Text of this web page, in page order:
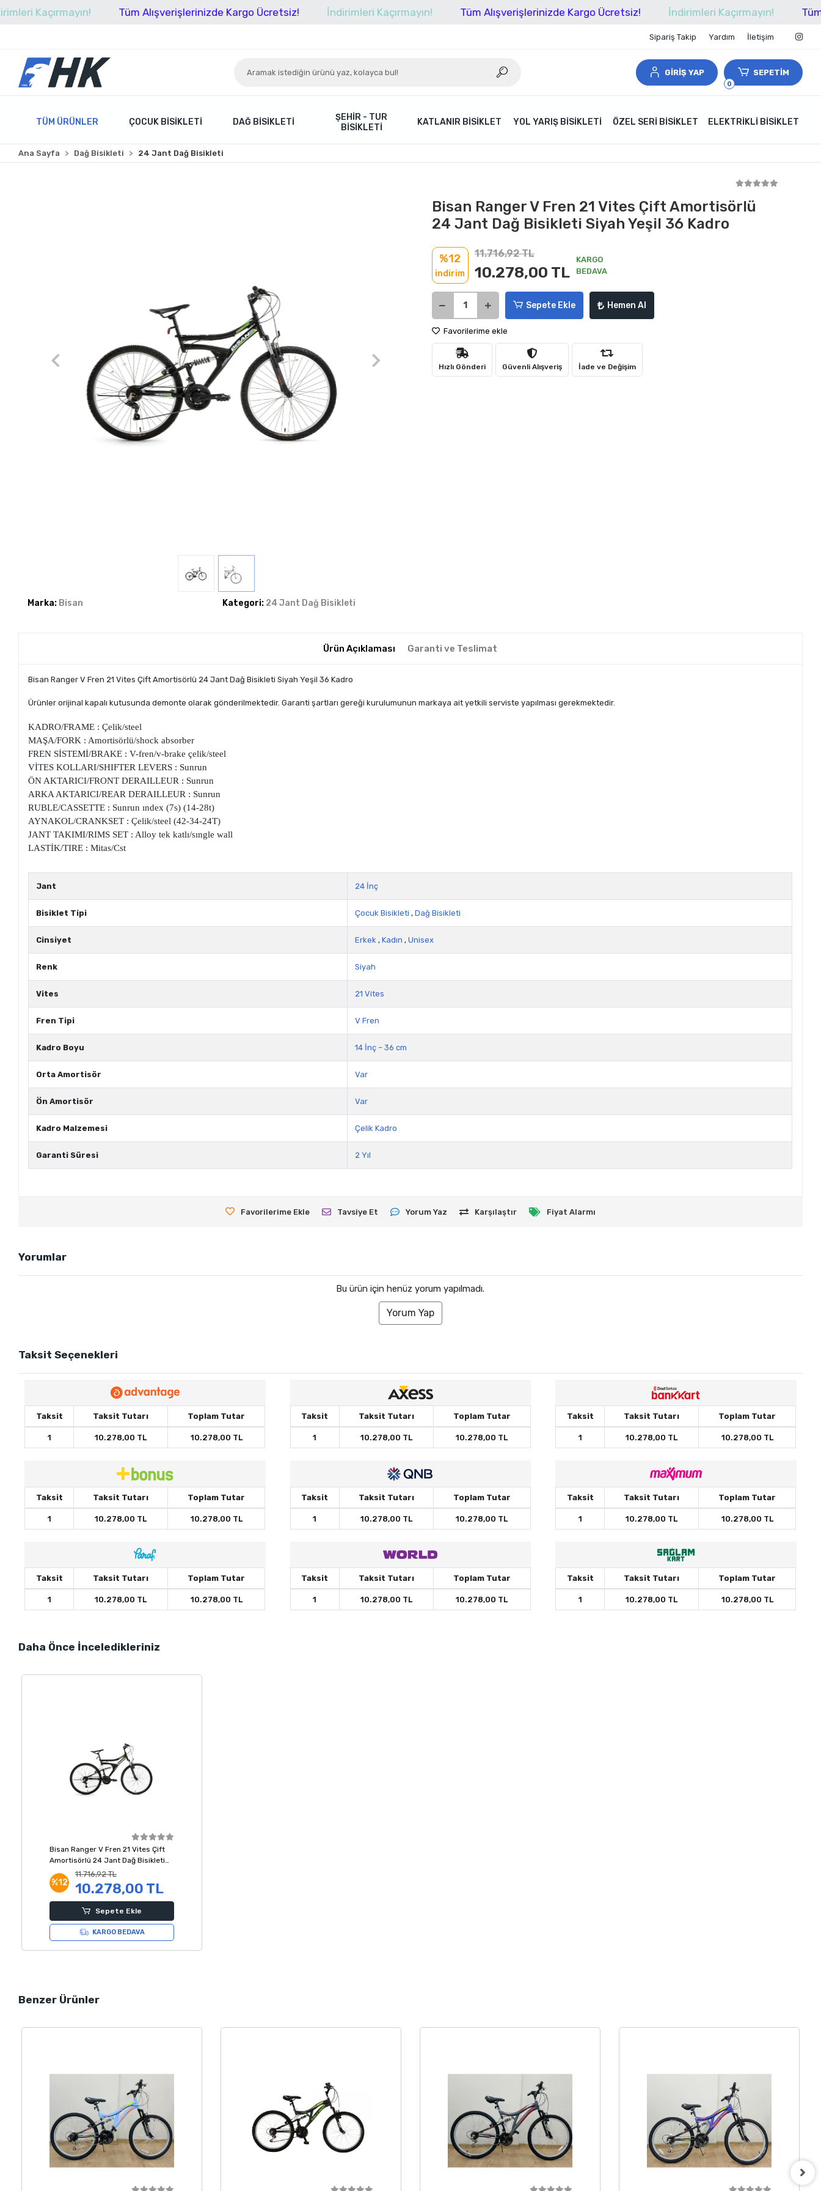
Tüm Alışverişlerinizde Kargo Ücretsiz! İndirimleri Kaçırmayın! Tüm Alışverişlerinizde Kargo Ücretsiz! İndirimleri Kaçırmayın! Tüm
Sipariş Takip Yardım İletişim
GİRİŞ YAP
0
SEPETİM
TÜM ÜRÜNLER ÇOCUK BISIKLETI DAĞ BISIKLETI
ŞEHIR - TUR
BISIKLETI
KATLANIR BISIKLET YOL YARIŞ BISIKLETI ÖZEL SERI BISIKLET ELEKTRIKLI BISIKLET
Ana Sayfa Dağ Bisikleti 24 Jant Dağ Bisikleti
Marka: Bisan Kategori: 24 Jant Dağ Bisikleti
Bisan Ranger V Fren 21 Vites Çift Amortisörlü
24 Jant Dağ Bisikleti Siyah Yeşil 36 Kadro
%12
indirim
11.716,92 TL
10.278,00 TL
KARGO
BEDAVA
Sepete Ekle Hemen Al
Favorilerime ekle
Hızlı Gönderi Güvenli Alışveriş İade ve Değişim
Ürün Açıklaması Garanti ve Teslimat
Bisan Ranger V Fren 21 Vites Çift Amortisörlü 24 Jant Dağ Bisikleti Siyah Yeşil 36 Kadro
Ürünler orijinal kapalı kutusunda demonte olarak gönderilmektedir. Garanti şartları gereği kurulumunun markaya ait yetkili serviste yapılması gerekmektedir.
KADRO/FRAME : Çelik/steel
MAŞA/FORK : Amortisörlü/shock absorber
FREN SİSTEMİ/BRAKE : V-fren/v-brake çelik/steel
VİTES KOLLARI/SHIFTER LEVERS : Sunrun
ÖN AKTARICI/FRONT DERAILLEUR : Sunrun
ARKA AKTARICI/REAR DERAILLEUR : Sunrun
RUBLE/CASSETTE : Sunrun ındex (7s) (14-28t)
AYNAKOL/CRANKSET : Çelik/steel (42-34-24T)
JANT TAKIMI/RIMS SET : Alloy tek katlı/sıngle wall
LASTİK/TIRE : Mitas/Cst
Jant 24 İnç
Bisiklet Tipi Çocuk Bisikleti ,Dağ Bisikleti
Cinsiyet Erkek ,Kadın ,Unisex
Renk Siyah
Vites 21 Vites
Fren Tipi V Fren
Kadro Boyu 14 İnç – 36 cm
Orta Amortisör Var
Ön Amortisör Var
Kadro Malzemesi Çelik Kadro
Garanti Süresi 2 Yıl
Favorilerime Ekle Tavsiye Et Yorum Yaz Karşılaştır Fiyat Alarmı
Yorumlar
Bu ürün için henüz yorum yapılmadı.
Yorum Yap
Taksit Seçenekleri
Taksit Taksit Tutarı Toplam Tutar
1 10.278,00 TL 10.278,00 TL
Taksit Taksit Tutarı Toplam Tutar
1 10.278,00 TL 10.278,00 TL
Taksit Taksit Tutarı Toplam Tutar
1 10.278,00 TL 10.278,00 TL
Taksit Taksit Tutarı Toplam Tutar
1 10.278,00 TL 10.278,00 TL
Taksit Taksit Tutarı Toplam Tutar
1 10.278,00 TL 10.278,00 TL
Taksit Taksit Tutarı Toplam Tutar
1 10.278,00 TL 10.278,00 TL
Taksit Taksit Tutarı Toplam Tutar
1 10.278,00 TL 10.278,00 TL
Taksit Taksit Tutarı Toplam Tutar
1 10.278,00 TL 10.278,00 TL
Taksit Taksit Tutarı Toplam Tutar
1 10.278,00 TL 10.278,00 TL
Daha Önce İnceledikleriniz
Bisan Ranger V Fren 21 Vites Çift
Amortisörlü 24 Jant Dağ Bisikleti
Siyah Yeşil 36 Kadro
%12
11.716,92 TL
10.278,00 TL
Sepete Ekle
KARGO BEDAVA
Benzer Ürünler